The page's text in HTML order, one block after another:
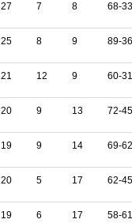
27 7 8 68-33
25 8 9 89-36
21 12 9 60-31
20 9 13 72-45
19 9 14 69-62
20 5 17 62-45
19 6 17 58-61